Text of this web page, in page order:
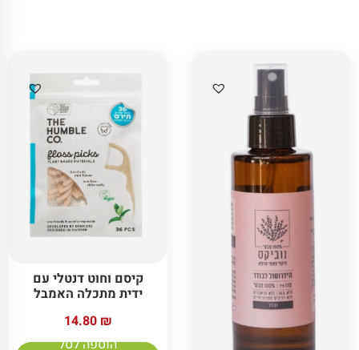
קיסם וחוט דנטלי עם
ידית מתכלה האמבל
14.80 ₪
הוספה לסל